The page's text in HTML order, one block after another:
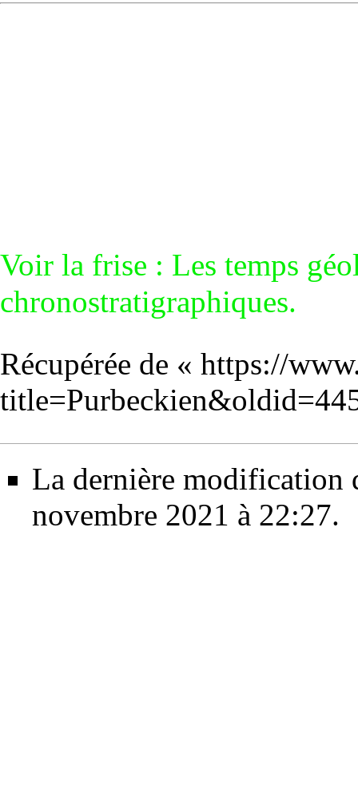
Voir la frise : Les temps
chronostratigraphiques‎.
Récupérée de « https://
La dernière modification
novembre 2021 à 22:27.